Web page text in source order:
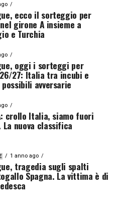
ecco il sorteggio per
girone A insieme a
e Turchia
oggi i sorteggi per
27: Italia tra incubi e
avversarie
crollo Italia, siamo fuori
La nuova classifica
1 anno ago
tragedia sugli spalti
Spagna. La vittima è di